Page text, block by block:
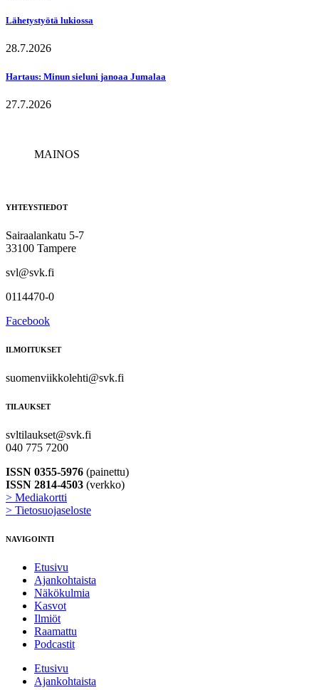
Lähetystyötä lukiossa
28.7.2026
Hartaus: Minun sieluni janoaa Jumalaa
27.7.2026
MAINOS
YHTEYSTIEDOT
Sairaalankatu 5-7
33100 Tampere
svl@svk.fi
0114470-0
Facebook
ILMOITUKSET
suomenviikkolehti@svk.fi
TILAUKSET
svltilaukset@svk.fi
040 775 7200
ISSN 0355-5976 (painettu)
ISSN 2814-4503 (verkko)
> Mediakortti
> Tietosuojaseloste
NAVIGOINTI
Etusivu
Ajankohtaista
Näkökulmia
Kasvot
Ilmiöt
Raamattu
Podcastit
Etusivu
Ajankohtaista